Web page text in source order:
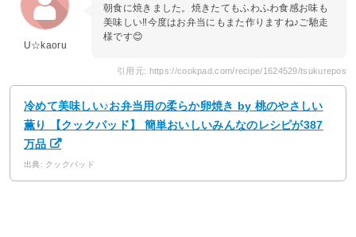
U☆kaoru
朝食に焼きました。焼きたてもふわふわ食感お味も
美味しい‼︎今度はお弁当にもまた作りますね♪ご馳走
様です😊
引用元: https://cookpad.com/recipe/1624529/tsukurepos
冷めて美味しい♪お弁当用の柔らか卵焼き by 桃のやさしい
薫り 【クックパッド】 簡単おいしいみんなのレシピが387
万品
出典: クックパッド